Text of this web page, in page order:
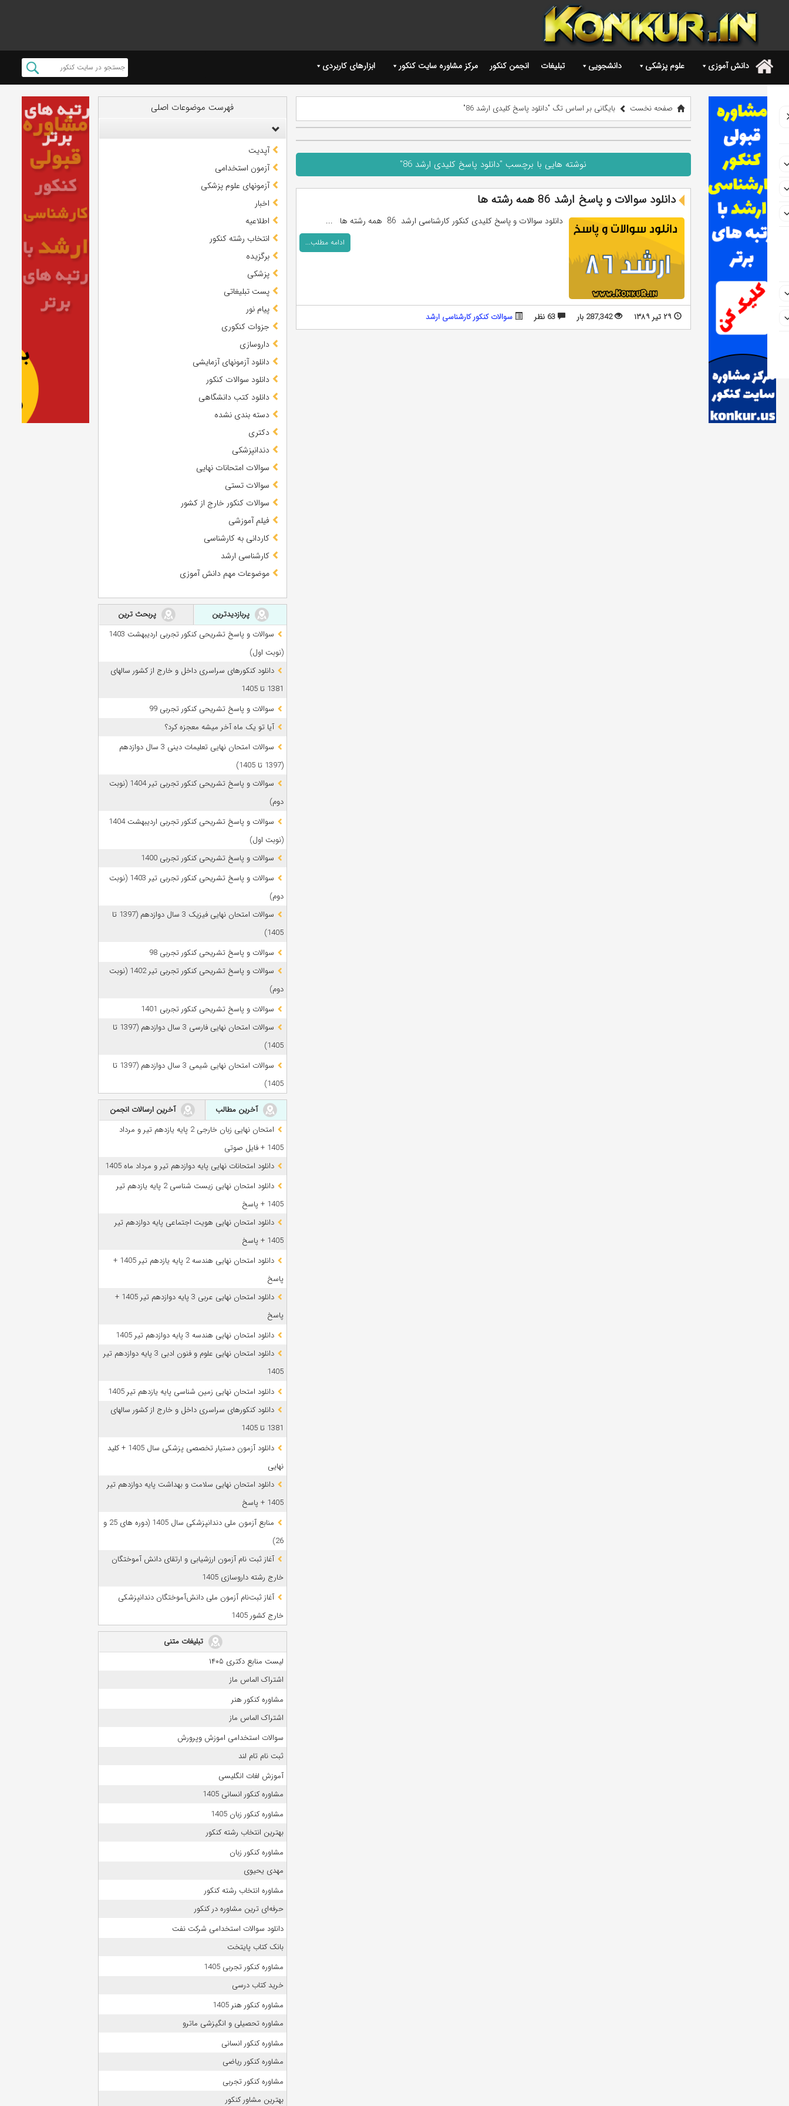
. دانش آموزی علوم پزشکی دانشجویی تبلیغات انجمن کنکور مرکز مشاوره سایت کنکور ابزارهای کاربردی
صفحه نخست بایگانی بر اساس تگ "دانلود پاسخ کلیدی ارشد 86"
نوشته هایی با برچسب "دانلود پاسخ کلیدی ارشد 86"
دانلود سوالات و پاسخ ارشد 86 همه رشته ها
دانلود سوالات و پاسخ کلیدی کنکور کارشناسی ارشد 86 همه رشته ها ...
ادامه مطلب...
۲۹ تیر ۱۳۸۹ 287,342 بار 63 نظر سوالات کنکور کارشناسی ارشد
فهرست موضوعات اصلی
آپدیت
آزمون استخدامی
آزمونهای علوم پزشکی
اخبار
اطلاعیه
انتخاب رشته کنکور
برگزیده
پزشکی
پست تبلیغاتی
پیام نور
جزوات کنکوری
داروسازی
دانلود آزمونهای آزمایشی
دانلود سوالات کنکور
دانلود کتب دانشگاهی
دسته بندی نشده
دکتری
دندانپزشکی
سوالات امتحانات نهایی
سوالات تستی
سوالات کنکور خارج از کشور
فیلم آموزشی
کاردانی به کارشناسی
کارشناسی ارشد
موضوعات مهم دانش آموزی
پربازدیدترین
پربحث ترین
سوالات و پاسخ تشریحی کنکور تجربی اردیبهشت 1403
(نوبت اول)
دانلود کنکورهای سراسری داخل و خارج از کشور سالهای
1381 تا 1405
سوالات و پاسخ تشریحی کنکور تجربی 99
آیا تو یک ماه آخر میشه معجزه کرد؟
سوالات امتحان نهایی تعلیمات دینی 3 سال دوازدهم
(1397 تا 1405)
سوالات و پاسخ تشریحی کنکور تجربی تیر 1404 (نوبت
دوم)
سوالات و پاسخ تشریحی کنکور تجربی اردیبهشت 1404
(نوبت اول)
سوالات و پاسخ تشریحی کنکور تجربی 1400
سوالات و پاسخ تشریحی کنکور تجربی تیر 1403 (نوبت
دوم)
سوالات امتحان نهایی فیزیک 3 سال دوازدهم (1397 تا
1405)
سوالات و پاسخ تشریحی کنکور تجربی 98
سوالات و پاسخ تشریحی کنکور تجربی تیر 1402 (نوبت
دوم)
سوالات و پاسخ تشریحی کنکور تجربی 1401
سوالات امتحان نهایی فارسی 3 سال دوازدهم (1397 تا
1405)
سوالات امتحان نهایی شیمی 3 سال دوازدهم (1397 تا
1405)
آخرین مطالب
آخرین ارسالات انجمن
امتحان نهایی زبان خارجی 2 پایه یازدهم تیر و مرداد
1405 + فایل صوتی
دانلود امتحانات نهایی پایه دوازدهم تیر و مرداد ماه 1405
دانلود امتحان نهایی زیست شناسی 2 پایه یازدهم تیر
1405 + پاسخ
دانلود امتحان نهایی هویت اجتماعی پایه دوازدهم تیر
1405 + پاسخ
دانلود امتحان نهایی هندسه 2 پایه یازدهم تیر 1405 +
پاسخ
دانلود امتحان نهایی عربی 3 پایه دوازدهم تیر 1405 +
پاسخ
دانلود امتحان نهایی هندسه 3 پایه دوازدهم تیر 1405
دانلود امتحان نهایی علوم و فنون ادبی 3 پایه دوازدهم تیر
1405
دانلود امتحان نهایی زمین شناسی پایه یازدهم تیر 1405
دانلود کنکورهای سراسری داخل و خارج از کشور سالهای
1381 تا 1405
دانلود آزمون دستیار تخصصی پزشکی سال 1405 + کلید
نهایی
دانلود امتحان نهایی سلامت و بهداشت پایه دوازدهم تیر
1405 + پاسخ
ﻣﻨﺎﺑﻊ آزﻣﻮن ﻣﻠﯽ دندانپزشکی سال 1405 (دوره های 25 و
26)
آغاز ثبت نام آزمون‌ ارزشیابی و ارتقای دانش آموختگان
خارج رشته داروسازی 1405
آغاز ثبت‌نام آزمون ملی دانش‌آموختگان دندانپزشکی
خارج کشور 1405
تبلیغات متنی
لیست منابع دکتری ۱۴۰۵
اشتراک الماس ماز
مشاوره کنکور هنر
اشتراک الماس ماز
سوالات استخدامی اموزش وپرورش
ثبت نام تام لند
آموزش لغات انگلیسی
مشاوره کنکور انسانی 1405
مشاوره کنکور زبان 1405
بهترین انتخاب رشته کنکور
مشاوره کنکور زبان
مهدی یحیوی
مشاوره انتخاب رشته کنکور
حرفه‌ای ترین مشاوره در کنکور
دانلود سوالات استخدامی شرکت نفت
بانک کتاب پایتخت
مشاوره کنکور تجربی 1405
خرید کتاب درسی
مشاوره کنکور هنر 1405
مشاوره تحصیلی و انگیزشی ماترو
مشاوره کنکور انسانی
مشاوره کنکور ریاضی
مشاوره کنکور تجربی
بهترین مشاور کنکور